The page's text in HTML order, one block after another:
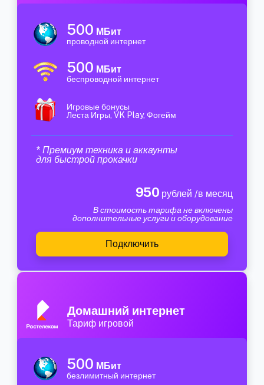
500 МБит
проводной интернет
500 МБит
беспроводной интернет
Игровые бонусы
Леста Игры, VK Play, Фогейм
* Премиум техника и аккаунты
для быстрой прокачки
950 рублей /в месяц
В стоимость тарифа не включены
дополнительные услуги и оборудование
Подключить
Домашний интернет
Тариф игровой
500 МБит
безлимитный интернет